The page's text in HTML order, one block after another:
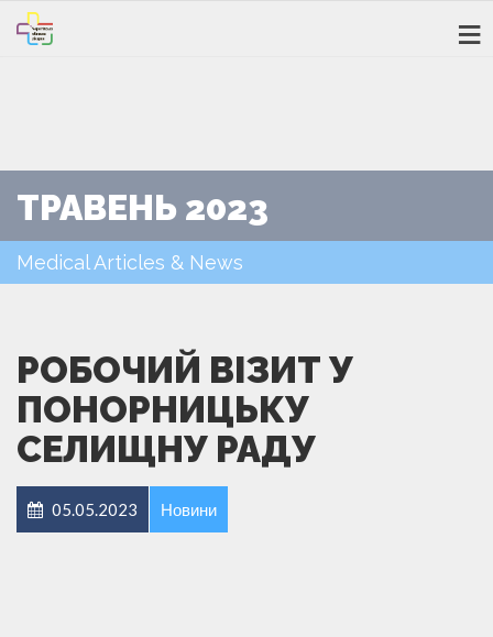
ТРАВЕНЬ 2023
Medical Articles & News
РОБОЧИЙ ВІЗИТ У
ПОНОРНИЦЬКУ
СЕЛИЩНУ РАДУ
05.05.2023 Новини